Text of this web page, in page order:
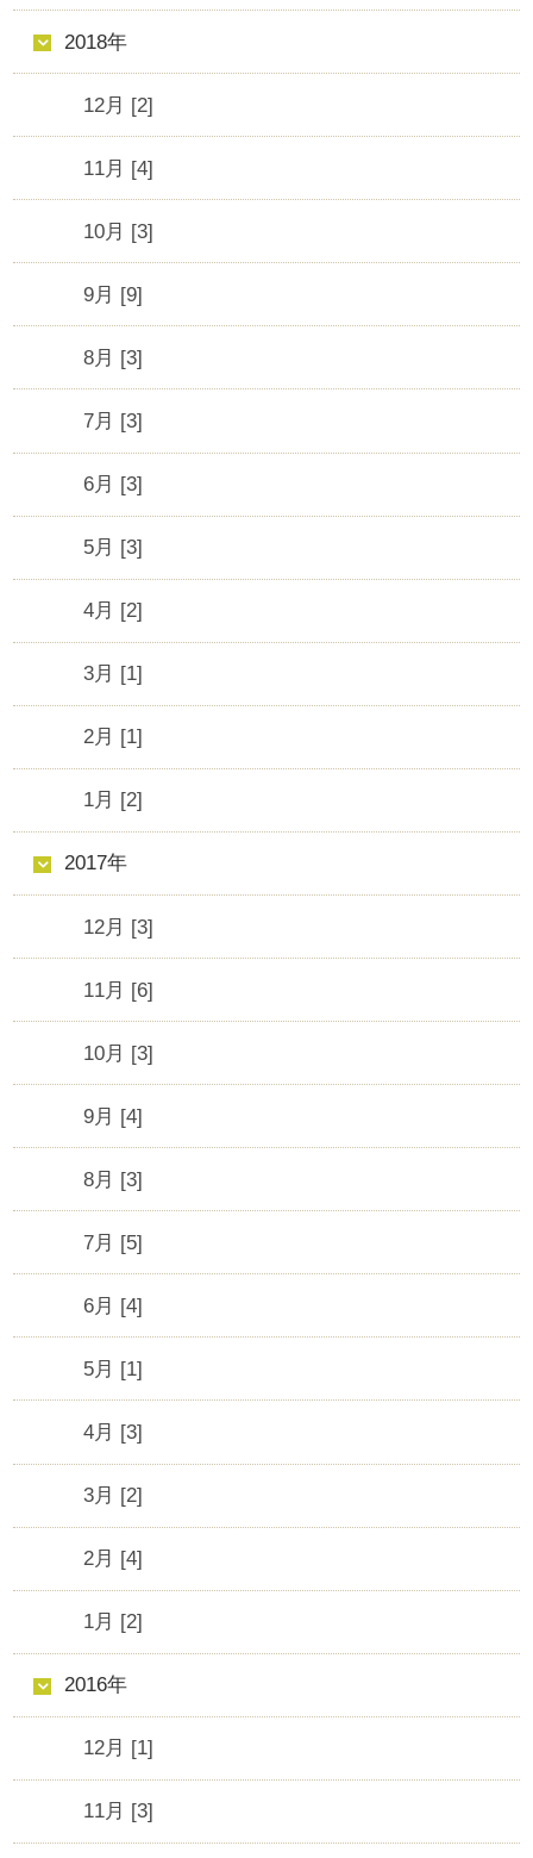
2018年
12月 [2]
11月 [4]
10月 [3]
9月 [9]
8月 [3]
7月 [3]
6月 [3]
5月 [3]
4月 [2]
3月 [1]
2月 [1]
1月 [2]
2017年
12月 [3]
11月 [6]
10月 [3]
9月 [4]
8月 [3]
7月 [5]
6月 [4]
5月 [1]
4月 [3]
3月 [2]
2月 [4]
1月 [2]
2016年
12月 [1]
11月 [3]